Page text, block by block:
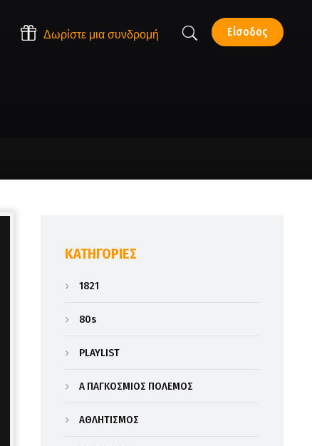
Είσοδος
Δωρίστε μια συνδρομή
KΑΤΗΓΟΡΊΕΣ
1821
80s
PLAYLIST
Α΄ ΠΑΓΚΟΣΜΙΟΣ ΠΟΛΕΜΟΣ
ΑΘΛΗΤΙΣΜΟΣ